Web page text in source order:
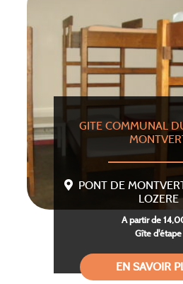
GITE COMMUNAL
PONT DE
LOZERE
A partir de
Gîte d'étape
EN SAVOIR